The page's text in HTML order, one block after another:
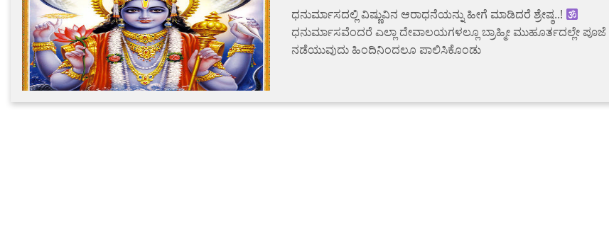
ಧನುರ್ಮಾಸದಲ್ಲಿ ವಿಷ್ಣುವಿನ ಆರಾಧನೆಯನ್ನು ಹೀಗೆ ಮಾಡಿದರೆ ಶ್ರೇಷ್ಠ..!
ಧನುರ್ಮಾಸವೆಂದರೆ ಎಲ್ಲಾ ದೇವಾಲಯಗಳಲ್ಲೂ ಬ್ರಾಹ್ಮೀ ಮುಹೂರ್ತದಲ್ಲೇ ಪೂಜೆ
ನಡೆಯುವುದು ಹಿಂದಿನಿಂದಲೂ ಪಾಲಿಸಿಕೊಂಡು